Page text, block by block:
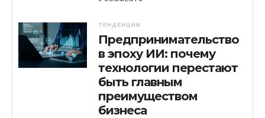
ТЕНДЕНЦИИ
Предпринимательство
в эпоху ИИ: почему
технологии перестают
быть главным
преимуществом
бизнеса